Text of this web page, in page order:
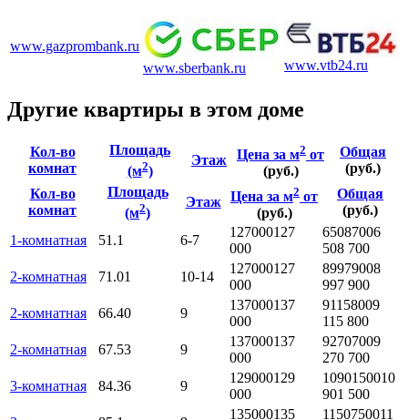
www.gazprombank.ru
www.sberbank.ru
www.vtb24.ru
Другие квартиры в этом доме
Кол-во
комнат
Площадь
(м2)
Этаж Цена за м2 от
(руб.)
Общая
(руб.)
Кол-во
комнат
Площадь
(м2)
Этаж Цена за м2 от
(руб.)
Общая
(руб.)
1-комнатная
51.1 6-7
127000127
000
65087006
508 700
2-комнатная
71.01 10-14
127000127
000
89979008
997 900
2-комнатная
66.40 9
137000137
000
91158009
115 800
2-комнатная
67.53 9
137000137
000
92707009
270 700
3-комнатная
84.36 9
129000129
000
1090150010
901 500
135000135 1150750011